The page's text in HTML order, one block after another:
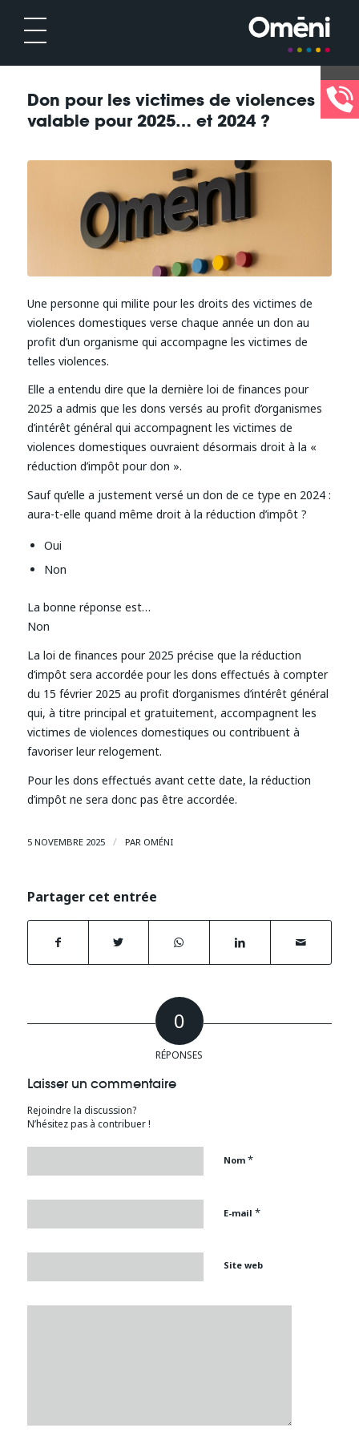
Don pour les victimes de violences :
valable pour 2025… et 2024 ?
Une personne qui milite pour les droits des victimes de
violences domestiques verse chaque année un don au
profit d’un organisme qui accompagne les victimes de
telles violences.
Elle a entendu dire que la dernière loi de finances pour
2025 a admis que les dons versés au profit d’organismes
d’intérêt général qui accompagnent les victimes de
violences domestiques ouvraient désormais droit à la «
réduction d’impôt pour don ».
Sauf qu’elle a justement versé un don de ce type en 2024 :
aura-t-elle quand même droit à la réduction d’impôt ?
Oui
Non
La bonne réponse est…
Non
La loi de finances pour 2025 précise que la réduction
d’impôt sera accordée pour les dons effectués à compter
du 15 février 2025 au profit d’organismes d’intérêt général
qui, à titre principal et gratuitement, accompagnent les
victimes de violences domestiques ou contribuent à
favoriser leur relogement.
Pour les dons effectués avant cette date, la réduction
d’impôt ne sera donc pas être accordée.
5 NOVEMBRE 2025 / PAR OMÉNI
Partager cet entrée
0
RÉPONSES
Laisser un commentaire
Rejoindre la discussion?
N’hésitez pas à contribuer !
Nom *
E-mail *
Site web